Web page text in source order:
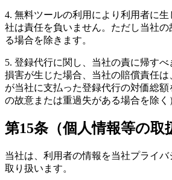
4. 無料ツールの利用により利用者に
社は責任を負いません。ただし当社の
る場合を除きます。
5. 登録代行に関し、当社の責に帰す
損害が生じた場合、当社の賠償責任
が当社に支払った登録代行の対価総
の故意または重過失がある場合を除く
第15条（個人情報等の取
当社は、利用者の情報を当社プライ
取り扱います。